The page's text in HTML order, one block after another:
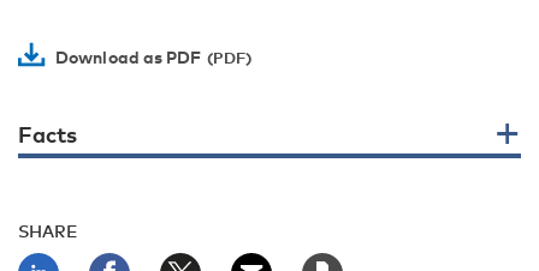
Download as PDF
Facts
SHARE